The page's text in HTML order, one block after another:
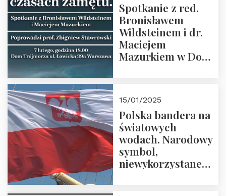
Spotkanie z red.
Bronisławem
Wildsteinem i dr.
Maciejem
Mazurkiem w Domu
Prowadzi prof.
Zbigniew
Stawrowski
15/01/2025
Polska bandera na
światowych
wodach. Narodowy
symbol,
niewykorzystane